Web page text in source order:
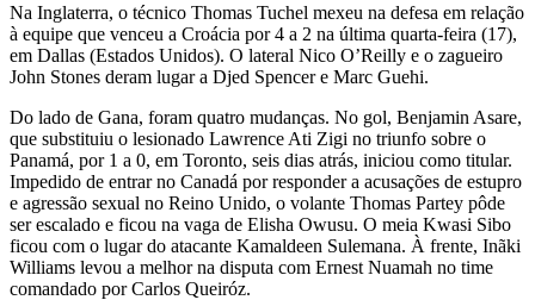
Na Inglaterra, o técnico Thomas Tuchel mexeu na defesa em relação
à equipe que venceu a Croácia por 4 a 2 na última quarta-feira (17),
em Dallas (Estados Unidos). O lateral Nico O’Reilly e o zagueiro
John Stones deram lugar a Djed Spencer e Marc Guehi.
Do lado de Gana, foram quatro mudanças. No gol, Benjamin Asare,
que substituiu o lesionado Lawrence Ati Zigi no triunfo sobre o
Panamá, por 1 a 0, em Toronto, seis dias atrás, iniciou como titular.
Impedido de entrar no Canadá por responder a acusações de estupro
e agressão sexual no Reino Unido, o volante Thomas Partey pôde
ser escalado e ficou na vaga de Elisha Owusu. O meia Kwasi Sibo
ficou com o lugar do atacante Kamaldeen Sulemana. À frente, Inãki
Williams levou a melhor na disputa com Ernest Nuamah no time
comandado por Carlos Queiróz.